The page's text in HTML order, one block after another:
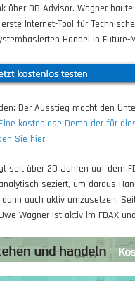
über DB Advisor. Wagner
Internet-Tool für
Handel in Future-
Der Ausstieg macht den
Eine kostenlose Demo der für
Sie hier.
seit über 20 Jahren auf dem
seziert, um daraus
auch aktiv umzusetzen.
Wagner ist aktiv im FDAX